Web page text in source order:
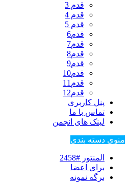
قدم 3
قدم 4
قدم 5
قدم6
قدم7
قدم8
قدم9
قدم10
قدم11
قدم12
پنل کاربری
تماس با ما
لینک های انجمن
منوی دسته بندی
المنتور #2458
برای اعضا
برگه نمونه